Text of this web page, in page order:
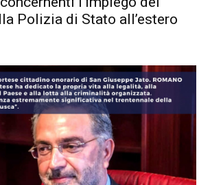
Polizia di Stato all’estero